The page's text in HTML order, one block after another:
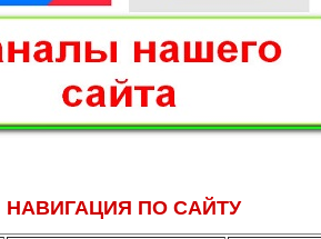
НАВИГАЦИЯ ПО САЙТУ